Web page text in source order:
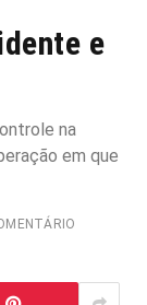
e
na
em que